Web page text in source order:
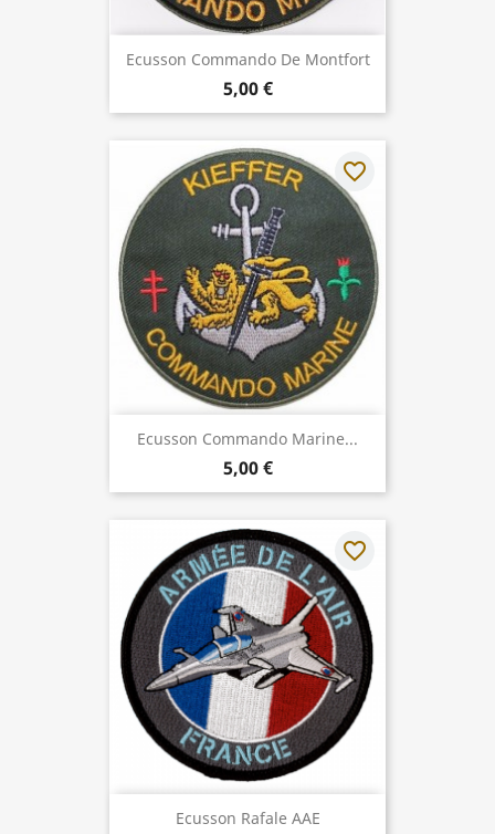
Ecusson Commando De Montfort
5,00 €
Ecusson Commando Marine...
5,00 €
favorite_border
Ecusson Rafale AAE
favorite_border